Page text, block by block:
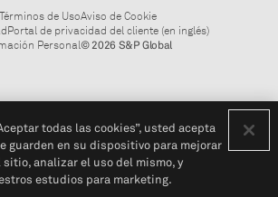
Términos de UsoAviso de Cookie
Portal de privacidad del cliente (en inglés)
Personal© 2026 S&P Global
todas las cookies”, usted acepta
guarden en su dispositivo para mejorar
sitio, analizar el uso del mismo, y
estudios para marketing.